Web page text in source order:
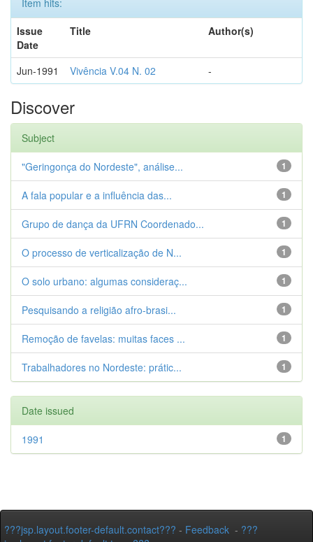
Item hits:
Issue
Date
Title Author(s)
Jun-1991 Vivência V.04 N. 02 -
Discover
Subject
1
"Geringonça do Nordeste", análise...
1
A fala popular e a influência das...
1
Grupo de dança da UFRN Coordenado...
1
O processo de verticalização de N...
1
O solo urbano: algumas consideraç...
1
Pesquisando a religião afro-brasi...
1
Remoção de favelas: muitas faces ...
1
Trabalhadores no Nordeste: prátic...
Date issued
1
1991
???jsp.layout.footer-default.contact??? - Feedback - ???